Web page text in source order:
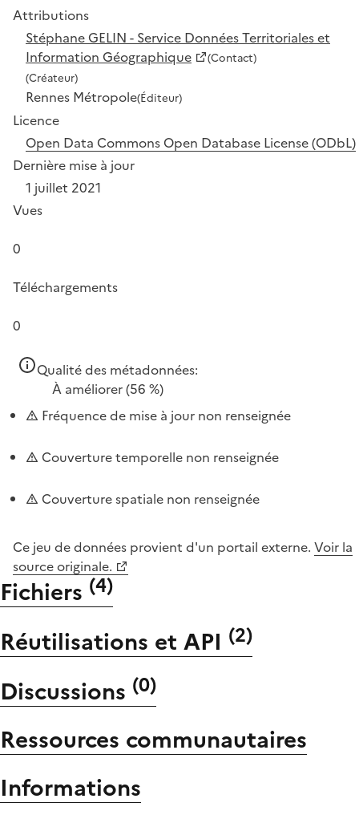
Attributions
Stéphane GELIN - Service Données Territoriales et
Information Géographique
(Contact)
(Créateur)
Rennes Métropole(Éditeur)
Licence
Open Data Commons Open Database License (ODbL)
Dernière mise à jour
1 juillet 2021
Vues
0
Téléchargements
0
Qualité des métadonnées:
À améliorer(56 %)
Fréquence de mise à jour non renseignée
Couverture temporelle non renseignée
Couverture spatiale non renseignée
Ce jeu de données provient d'un portail externe. Voir la
source originale.
Fichiers (4)
Réutilisations et API (2)
Discussions (0)
Ressources communautaires
Informations